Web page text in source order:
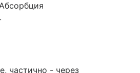
частично - через